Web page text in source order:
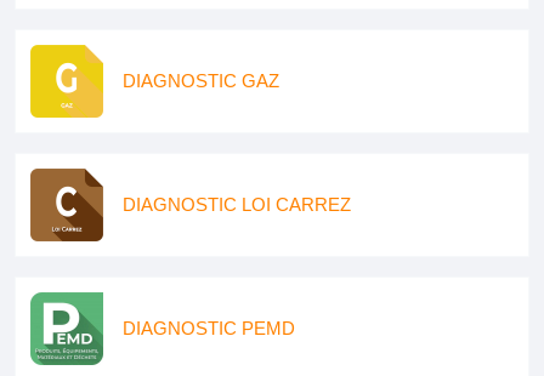
DIAGNOSTIC GAZ
DIAGNOSTIC LOI CARREZ
DIAGNOSTIC PEMD